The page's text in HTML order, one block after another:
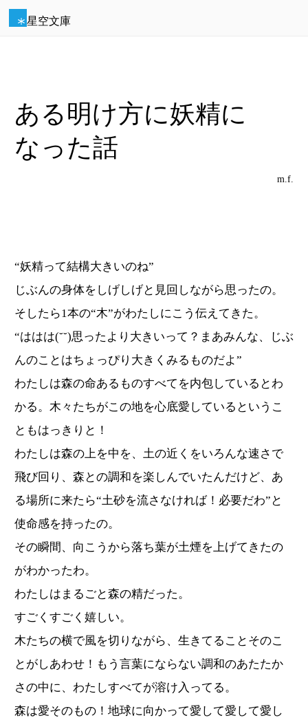
星空文庫
ある明け方に妖精に
なった話
m.f.
“妖精って結構大きいのね”
じぶんの身体をしげしげと見回しながら思ったの。
そしたら1本の“木”がわたしにこう伝えてきた。
“ははは(˘˘)思ったより大きいって？まあみんな、じぶ
んのことはちょっぴり大きくみるものだよ”
わたしは森の命あるものすべてを内包しているとわ
かる。木々たちがこの地を心底愛しているというこ
ともはっきりと！
わたしは森の上を中を、土の近くをいろんな速さで
飛び回り、森との調和を楽しんでいたんだけど、あ
る場所に来たら“土砂を流さなければ！必要だわ”と
使命感を持ったの。
その瞬間、向こうから落ち葉が土煙を上げてきたの
がわかったわ。
わたしはまるごと森の精だった。
すごくすごく嬉しい。
木たちの横で風を切りながら、生きてることそのこ
とがしあわせ！もう言葉にならない調和のあたたか
さの中に、わたしすべてが溶け入ってる。
森は愛そのもの！地球に向かって愛して愛して愛し